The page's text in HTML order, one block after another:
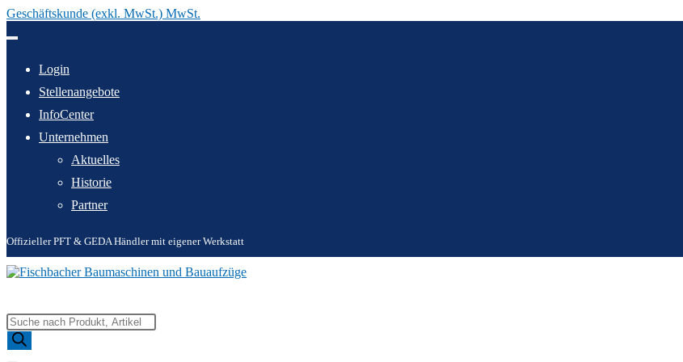
Geschäftskunde (exkl. MwSt.) MwSt.
Inhalt
Login
Stellenangebote
InfoCenter
Unternehmen
Aktuelles
Historie
Partner
Offizieller PFT & GEDA Händler mit eigener Werkstatt
Products
search